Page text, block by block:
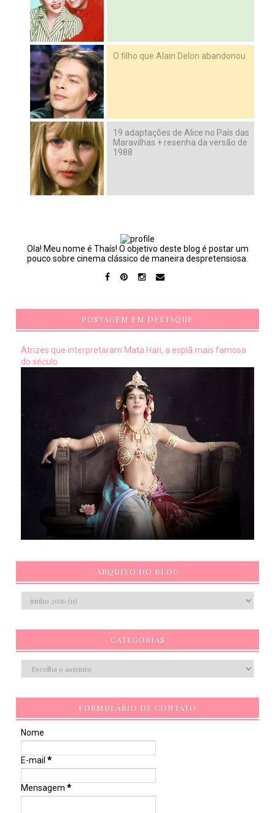
O filho que Alain Delon abandonou
19 adaptações de Alice no País das
Maravilhas + resenha da versão de
1988
Ola! Meu nome é Thaís! O objetivo deste blog é postar um
pouco sobre cinema clássico de maneira despretensiosa.
POSTAGEM EM DESTAQUE
Atrizes que interpretaram Mata Hari, a espiã mais famosa
do século
ARQUIVO DO BLOG
CATEGORIAS
FORMULÁRIO DE CONTATO
Nome
E-mail *
Mensagem *